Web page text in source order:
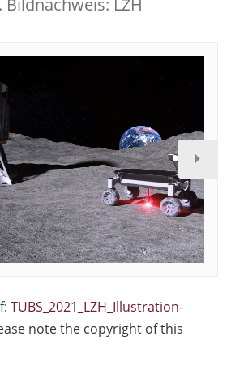
TUBS_2021_LZH_Illustration-
note the copyright of this